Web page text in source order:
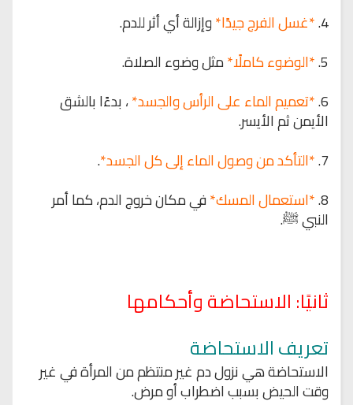
4. *غسل الفرج جيدًا*وإزالة أي أثر للدم.
5. *الوضوء كاملًا*مثل وضوء الصلاة.
6. *تعميم الماء على الرأس والجسد*، بدءًا بالشق
الأيمن ثم الأيسر.
7. *التأكد من وصول الماء إلى كل الجسد*.
8. *استعمال المسك*في مكان خروج الدم، كما أمر
النبي ﷺ.
ثانيًا: الاستحاضة وأحكامها
تعريف الاستحاضة
الاستحاضة هي نزول دم غير منتظم من المرأة في غير
وقت الحيض بسبب اضطراب أو مرض.